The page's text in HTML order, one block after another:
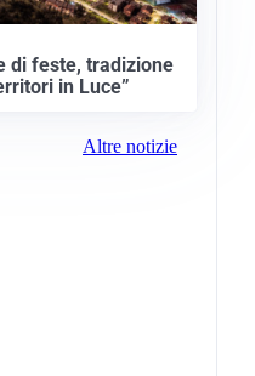
di feste, tradizione
in Luce”
Altre notizie